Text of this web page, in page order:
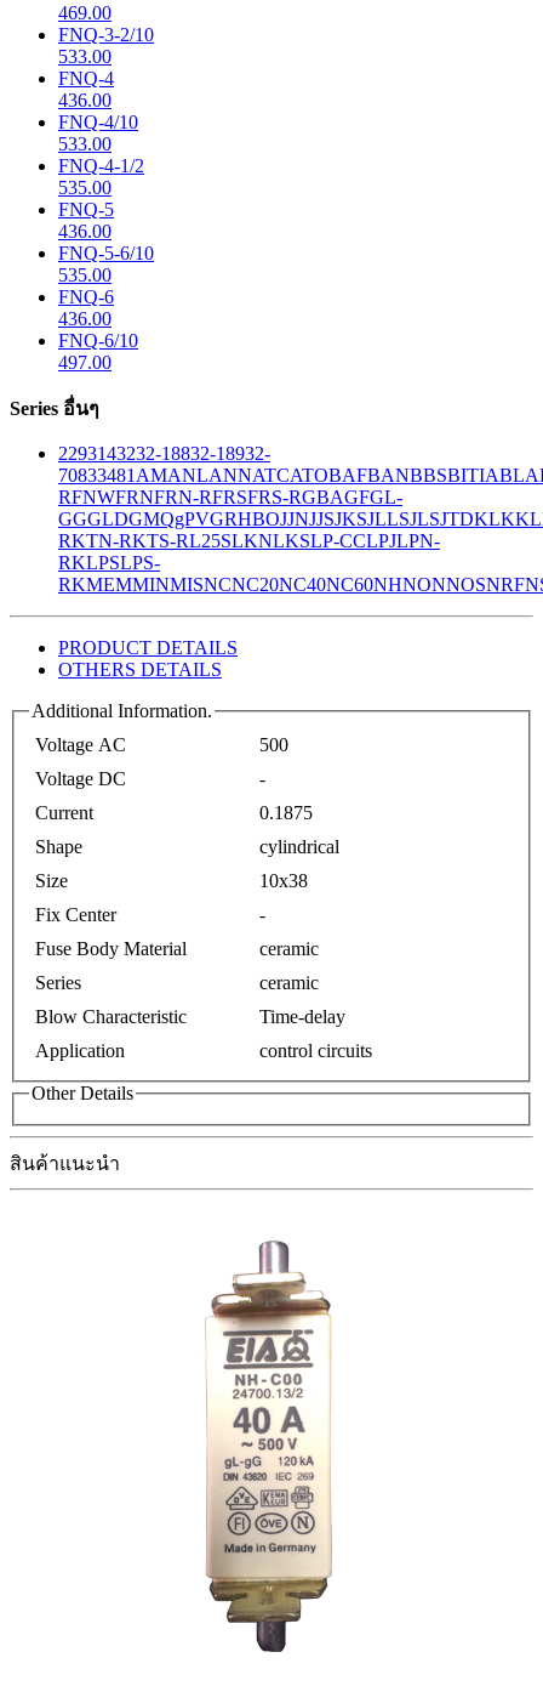
469.00
FNQ-3-2/10
533.00
FNQ-4
436.00
FNQ-4/10
533.00
FNQ-4-1/2
535.00
FNQ-5
436.00
FNQ-5-6/10
535.00
FNQ-6
436.00
FNQ-6/10
497.00
Series อื่นๆ
2293143232-18832-18932-
70833481 AMANLANNATCATOBAFBANBBSBITIABLA
RFNWFRNFRN-RFRSFRS-RGBAGFGL-
GGGLDGMQgPVGRHBOJJNJJSJKSJLLSJLSJTDKLK
RKTN-RKTS-RL25SLKNLKSLP-CCLPJLPN-
RKLPSLPS-
RKMEMMINMISNCNC20NC40NC60NHNONNOSNRF
PRODUCT DETAILS
OTHERS DETAILS
Additional Information.
Voltage AC
500
Voltage DC
-
Current
0.1875
Shape
cylindrical
Size
10x38
Fix Center
-
Fuse Body Material
ceramic
Series
ceramic
Blow Characteristic
Time-delay
Application
control circuits
Other Details
สินค้าแนะนำ